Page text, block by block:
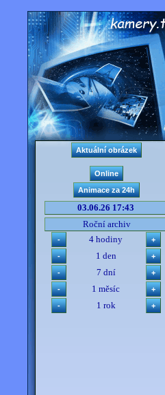
03.06.26 17:43
Roční archiv
4 hodiny
1 den
7 dní
1 měsíc
1 rok